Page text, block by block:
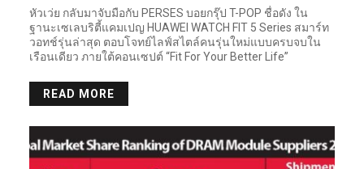
หัวเว่ย กลับมาจับมือกับ PERSES บอยกรุ๊ป T-POP ชื่อดัง ใน
ฐานะเซเลบริตี้แคมเปญ HUAWEI WATCH FIT 5 Series สมาร์ท
วอทช์รุ่นล่าสุด ตอบโจทย์ไลฟ์สไตล์คนรุ่นใหม่แบบครบจบใน
เรือนเดียว ภายใต้คอนเซปต์ “Fit For Your Better Life”
READ MORE